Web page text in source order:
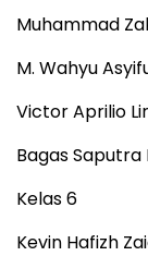
Muhammad
M. Wahyu
Victor Aprilio
Bagas
Kelas 6
Kevin Hafizh